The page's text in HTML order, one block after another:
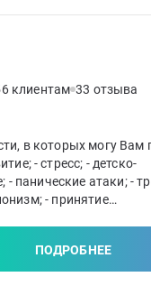
клиентам 33 отзыва
в которых могу Вам
- стресс; - детско-
- панические атаки; -
- принятие
ПОДРОБНЕЕ